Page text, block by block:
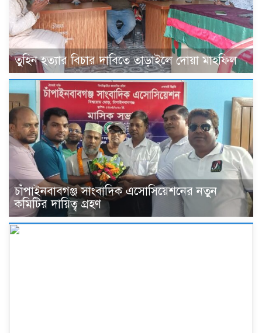
তুহিন হত্যার বিচার দাবিতে তাড়াইলে দোয়া মাহফিল
চাঁপাইনবাবগঞ্জ সাংবাদিক এসোসিয়েশনের নতুন
কমিটির দায়িত্ব গ্রহণ